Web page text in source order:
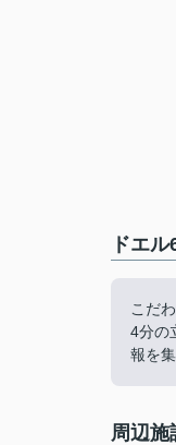
ドエ
こだ
4分の
報を
周辺施